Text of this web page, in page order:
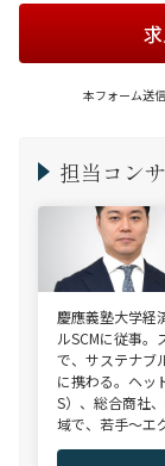
本フォーム送
担当コン
慶應義塾大学経
ルSCMに従事
で、サステナブ
に携わる。ヘッ
S）、総合商社
域で、若手～エ